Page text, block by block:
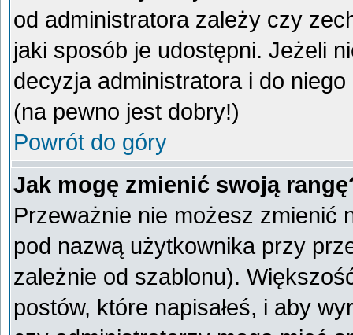
od administratora zależy czy
jaki sposób je udostępni. Jeżeli
decyzja administratora i do
(na pewno jest dobry!)
Powrót do góry
Jak mogę zmienić swoją
Przeważnie nie możesz zmienić
pod nazwą użytkownika przy
zależnie od szablonu).
postów, które napisałeś, i aby